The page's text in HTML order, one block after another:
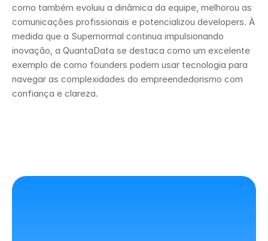
como também evoluiu a dinâmica da equipe, melhorou as
comunicações profissionais e potencializou developers. À
medida que a Supernormal continua impulsionando
inovação, a QuantaData se destaca como um excelente
exemplo de como founders podem usar tecnologia para
navegar as complexidades do empreendedorismo com
confiança e clareza.